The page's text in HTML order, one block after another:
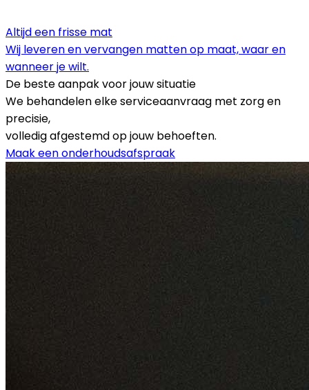
Altijd een frisse mat
Wij leveren en vervangen matten op maat, waar en
wanneer je wilt.
De beste aanpak voor jouw situatie
We behandelen elke serviceaanvraag met zorg en
precisie,
volledig afgestemd op jouw behoeften.
Maak een onderhoudsafspraak